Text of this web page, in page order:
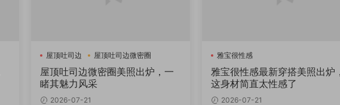
屋顶吐司边 屋顶吐司边微密圈
屋顶吐司边微密圈美照出炉，一
睹其魅力风采
2026-07-21
雅宝很性感
雅宝很性感最新穿搭美照出炉
这身材简直太性感了
2026-07-21